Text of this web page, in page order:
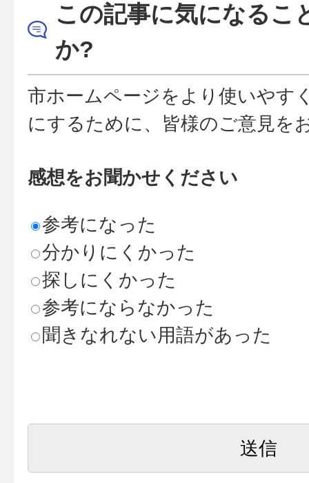
この記事に気になるこ
か?
市ホームページをより使いやす
にするために、皆様のご意見を
感想をお聞かせください
参考になった
分かりにくかった
探しにくかった
参考にならなかった
聞きなれない用語があった